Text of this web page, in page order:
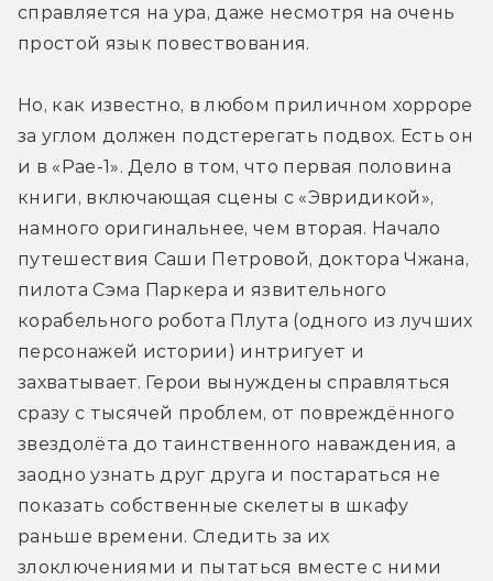
справляется на ура, даже несмотря на очень
простой язык повествования.
Но, как известно, в любом приличном хорроре
за углом должен подстерегать подвох. Есть он
и в «Рае-1». Дело в том, что первая половина
книги, включающая сцены с «Эвридикой»,
намного оригинальнее, чем вторая. Начало
путешествия Саши Петровой, доктора Чжана,
пилота Сэма Паркера и язвительного
корабельного робота Плута (одного из лучших
персонажей истории) интригует и
захватывает. Герои вынуждены справляться
сразу с тысячей проблем, от повреждённого
звездолёта до таинственного наваждения, а
заодно узнать друг друга и постараться не
показать собственные скелеты в шкафу
раньше времени. Следить за их
злоключениями и пытаться вместе с ними